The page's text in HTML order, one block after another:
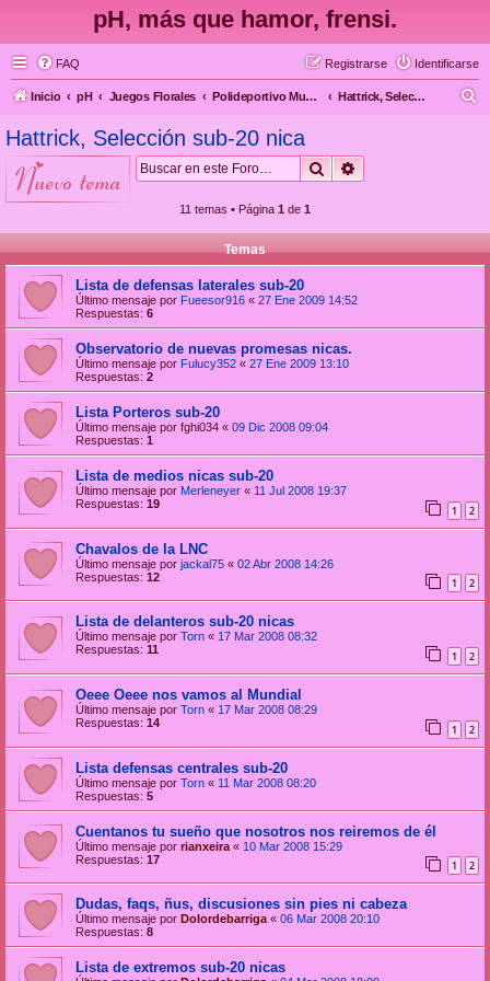
pH, más que hamor, frensi.
FAQ Identificarse
Registrarse
Inicio pH Juegos Florales Polideportivo Municipal Hattrick, Selección sub-20 nica
Hattrick, Selección sub-20 nica
nuevo tema Buscar
11 temas • Página 1 de 1
Temas
Lista de defensas laterales sub-20
Último mensaje por Fueesor916 « 27 Ene 2009 14:52
Respuestas: 6
Observatorio de nuevas promesas nicas.
Último mensaje por Fulucy352 « 27 Ene 2009 13:10
Respuestas: 2
Lista Porteros sub-20
Último mensaje por fghi034 « 09 Dic 2008 09:04
Respuestas: 1
Lista de medios nicas sub-20
Último mensaje por Merleneyer « 11 Jul 2008 19:37
Respuestas: 19 1 2
Chavalos de la LNC
Último mensaje por jackal75 « 02 Abr 2008 14:26
Respuestas: 12 1 2
Lista de delanteros sub-20 nicas
Último mensaje por Torn « 17 Mar 2008 08:32
Respuestas: 11 1 2
Oeee Oeee nos vamos al Mundial
Último mensaje por Torn « 17 Mar 2008 08:29
Respuestas: 14 1 2
Lista defensas centrales sub-20
Último mensaje por Torn « 11 Mar 2008 08:20
Respuestas: 5
Cuentanos tu sueño que nosotros nos reiremos de él
Último mensaje por rianxeira « 10 Mar 2008 15:29
Respuestas: 17 1 2
Dudas, faqs, ñus, discusiones sin pies ni cabeza
Último mensaje por Dolordebarriga « 06 Mar 2008 20:10
Respuestas: 8
Lista de extremos sub-20 nicas